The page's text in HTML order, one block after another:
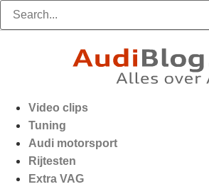
Video clips
Tuning
Audi motorsport
Rijtesten
Extra VAG